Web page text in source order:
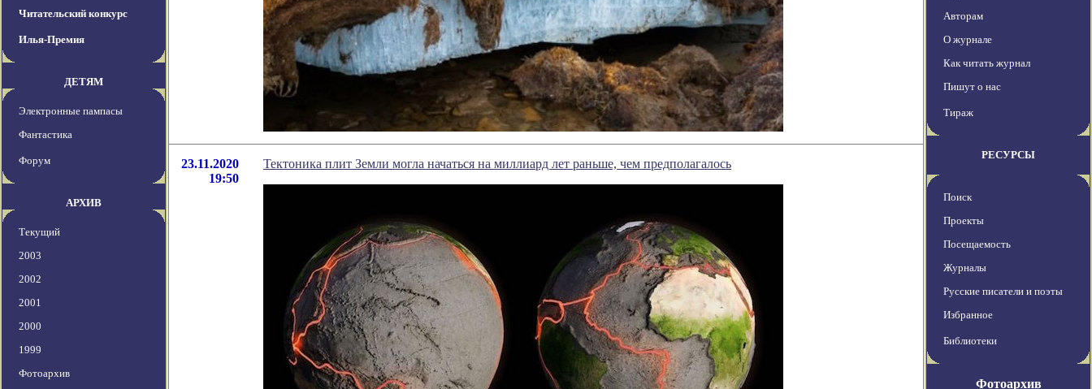
Читательский конкурс
Илья-Премия
ДЕТЯМ
Электронные пампасы
Фантастика
Форум
АРХИВ
Текущий
2003
2002
2001
2000
1999
Фотоархив
23.11.2020
19:50
Тектоника плит Земли могла начаться на миллиард лет раньше, чем предполагалось
Авторам
О журнале
Как читать журнал
Пишут о нас
Тираж
РЕСУРСЫ
Поиск
Проекты
Посещаемость
Журналы
Русские писатели и поэты
Избранное
Библиотеки
Фотоархив